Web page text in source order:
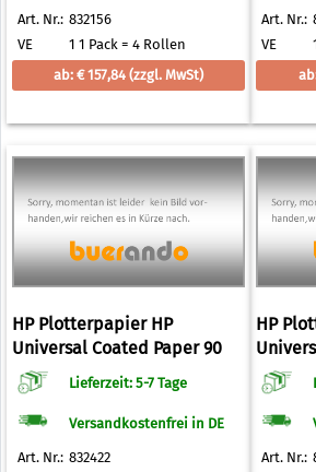
Art. Nr.: 832156
VE
1 1 Pack = 4 Rollen
ab: € 157,84 (zzgl. MwSt)
Art. Nr.:
VE
HP Plotterpapier HP
Universal Coated Paper 90
g/qm 1067,0 mm x 45,7 m
Lieferzeit: 5-7 Tage
Versandkostenfrei in DE
Art. Nr.: 832422
HP
g/qm
Art. Nr.: